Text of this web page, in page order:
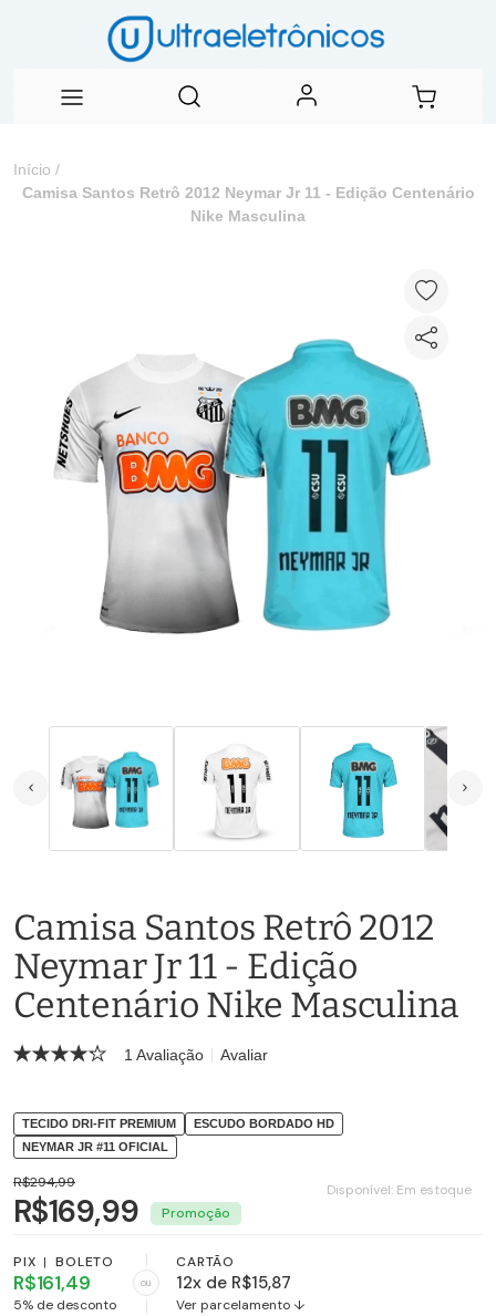
Início /
Camisa Santos Retrô 2012 Neymar Jr 11 - Edição Centenário
Nike Masculina
Camisa Santos Retrô 2012
Neymar Jr 11 - Edição
Centenário Nike Masculina
1 Avaliação Avaliar
TECIDO DRI-FIT PREMIUM
ESCUDO BORDADO HD
NEYMAR JR #11 OFICIAL
Disponível: Em estoque
R$294,99
R$169,99
PIX | BOLETO
R$161,49
5% de desconto
ou
CARTÃO
12x de R$15,87
Ver parcelamento ↓